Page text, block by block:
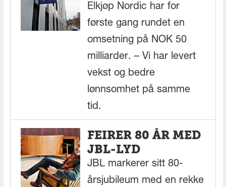
Elkjøp Nordic har for
første gang rundet en
omsetning på NOK 50
milliarder. – Vi har levert
vekst og bedre
lønnsomhet på samme
tid.
FEIRER 80 ÅR MED
JBL-LYD
JBL markerer sitt 80-
årsjubileum med en rekke